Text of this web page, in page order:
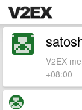
V2EX
+08:00